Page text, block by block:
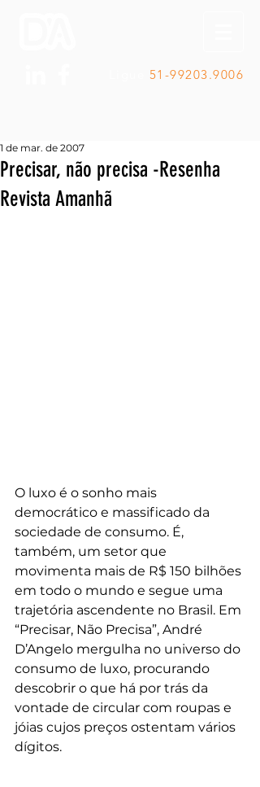
51-99203.9006
Precisar, não precisa -Resenha
Revista Amanhã
1 de mar. de 2007
O luxo é o sonho mais
democrático e massificado da
sociedade de consumo. É,
também, um setor que
movimenta mais de R$ 150 bilhões
em todo o mundo e segue uma
trajetória ascendente no Brasil. Em
“Precisar, Não Precisa”, André
D’Angelo mergulha no universo do
consumo de luxo, procurando
descobrir o que há por trás da
vontade de circular com roupas e
jóias cujos preços ostentam vários
dígitos.